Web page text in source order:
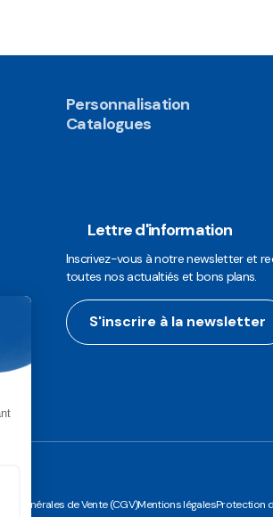
Personnalisation
Catalogues
Lettre d'information
Inscrivez-vous à notre newsletter et
toutes nos actualtiés et bons plans.
S'inscrire à la newsletter
Générales de Vente (CGV)Mentions légalesProtection